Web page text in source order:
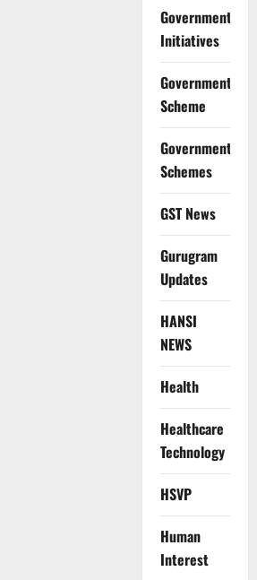
Government
Initiatives
Government
Scheme
Government
Schemes
GST News
Gurugram
Updates
HANSI
NEWS
Health
Healthcare
Technology
HSVP
Human
Interest